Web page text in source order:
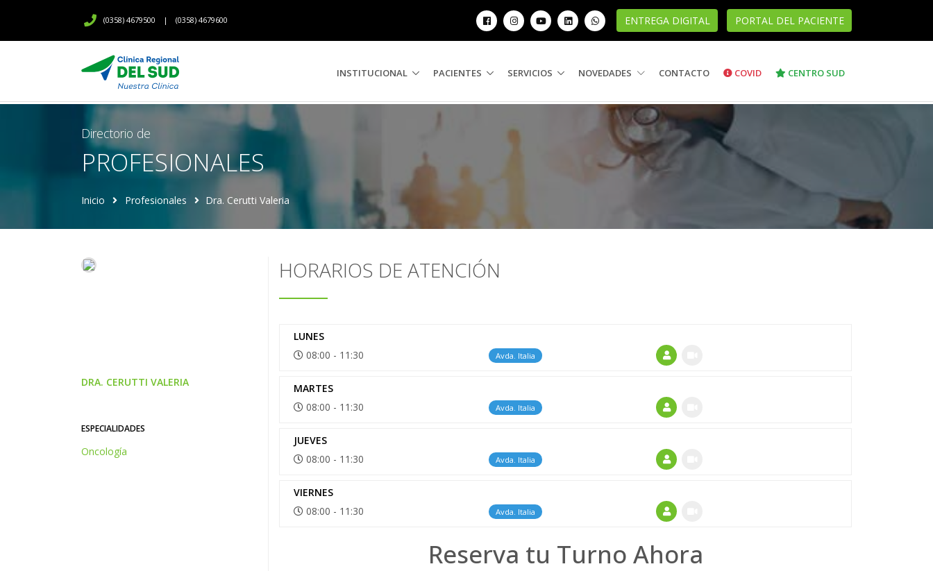
(0358) 4679500 | (0358) 4679600 ENTREGA DIGITAL PORTAL DEL PACIENTE
INSTITUCIONAL PACIENTES SERVICIOS NOVEDADES CONTACTO COVID CENTRO SUD
Directorio de
PROFESIONALES
Inicio Profesionales Dra. Cerutti Valeria
DRA. CERUTTI VALERIA
ESPECIALIDADES
Oncología
HORARIOS DE ATENCIÓN
LUNES
08:00 - 11:30
Avda. Italia
MARTES
08:00 - 11:30
Avda. Italia
JUEVES
08:00 - 11:30
Avda. Italia
VIERNES
08:00 - 11:30
Avda. Italia
Reserva tu Turno Ahora